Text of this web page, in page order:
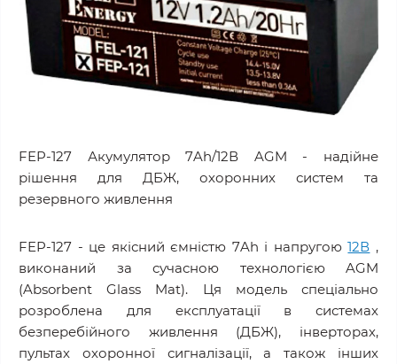
FEP-127 Акумулятор 7Ah/12В AGM - надійне
рішення для ДБЖ, охоронних систем та
резервного живлення
FEP-127 - це якісний ємністю 7Ah і напругою12В ,
виконаний за сучасною технологією AGM
(Absorbent Glass Mat). Ця модель спеціально
розроблена для експлуатації в системах
безперебійного живлення (ДБЖ), інверторах,
пультах охоронної сигналізації, а також інших